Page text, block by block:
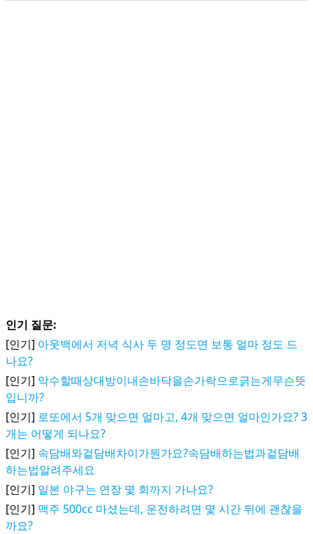
인기 질문:
[인기] 아웃백에서 저녁 식사 두 명 정도면 보통 얼마 정도 드
나요?
[인기] 악수할때상대방이내손바닥을손가락으로긁는게무슨뜻
입니까?
[인기] 로또에서 5개 맞으면 얼마고, 4개 맞으면 얼마인가요? 3
개는 어떻게 되나요?
[인기] 속담배와겉담배차이가뭔가요?속담배하는법과겉담배
하는법알려주세요
[인기] 일본 야구는 연장 몇 회까지 가나요?
[인기] 맥주 500cc 마셨는데, 운전하려면 몇 시간 뒤에 괜찮을
까요?